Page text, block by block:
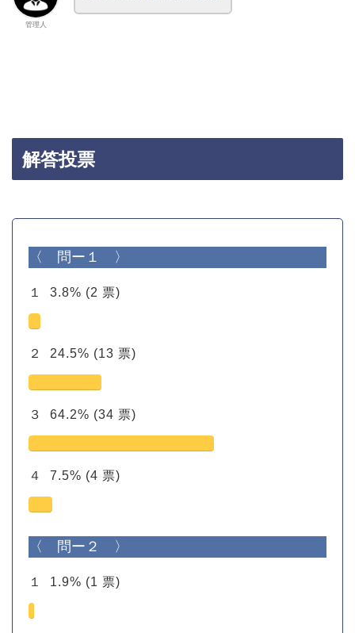
管理人
解答投票
〈 問ー１ 〉
１ 3.8% (2 票)
２ 24.5% (13 票)
３ 64.2% (34 票)
４ 7.5% (4 票)
〈 問ー２ 〉
１ 1.9% (1 票)